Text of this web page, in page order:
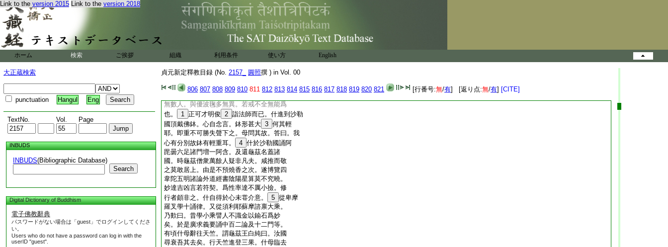
Link to the version 2015 Link to the version 2018
ホーム 検索 ご挨拶 組織 利用条件 使い方 English
大正蔵検索
punctuation Hangul Eng
TextNo. Vol. Page
INBUDS
INBUDS(Bibliographic Database)
Search
Digital Dictionary of Buddhism
電子佛教辭典
パスワードがない場合は「guest」でログインしてくださ
い。
Users who do not have a password can log in with the
userID "guest".
貞元新定釋教目録 (No. 2157_ 圓照撰 ) in Vol. 00
806 807 808 809 810 811 812 813 814 815 816 817 818 819 820 821 [行番号:無/有] [返り点:無/有] [CITE]
誦千偈名播諸國。什既至仍師事之。遂誦雜
藏中長二阿含凡四百萬言。達多毎與什論
議深推服之。聲徹於王。王即請入集外道論
師共相攻難。言氣始交外道輕其幼稚言頗
不順。什乘其隙而挫之。外道折服愧惋無言。
王益敬異日給鵝腊一雙粳麺各三斗 7 酥六
舛。此外國之上供也。所住寺僧乃差大僧五
人沙彌十人。營視灑掃有若弟子。其見尊崇
如此。至年十二其母携還龜茲。至月氏北山
有一羅漢見而異之。謂其母言。常當守護。此
無數人。與優波毱多無異。若戒不全無能爲
也。
1 正可才明俊 2 詣法師而已。什進到沙勒
國頂戴佛鉢。心自念言。鉢形甚大 3 何其輕
耶。即重不可勝失聲下之。母問其故。答曰。我
心有分別故鉢有輕重耳。
4 什於沙勒國誦阿
毘曇六足諸門増一阿含。及還龜茲名蓋諸
國。時龜茲僧衆萬餘人疑非凡夫。咸推而敬
之莫敢居上。由是不預燒香之次。遂博覽四
韋陀五明諸論外道經書陰陽星算莫不究曉。
妙達吉凶言若符契。爲性率達不厲小撿。修
行者頗非之。什自得於心未甞介意。
5 從卑摩
羅叉學十誦律。又從須利耶蘇摩諮禀大乘。
乃歎曰。昔學小乘譬人不識金以鍮石爲妙
矣。於是廣求義要誦中百二論及十二門等。
有頃什母辭往天竺。謂龜茲王白純曰。汝國
尋衰吾其去矣。行天竺進登三果。什母臨去